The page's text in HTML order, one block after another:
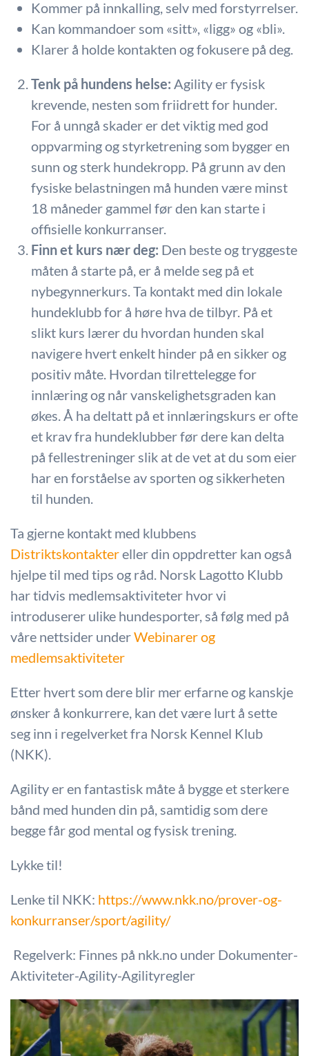
Kommer på innkalling, selv med forstyrrelser.
Kan kommandoer som «sitt», «ligg» og «bli».
Klarer å holde kontakten og fokusere på deg.
Tenk på hundens helse: Agility er fysisk
krevende, nesten som friidrett for hunder.
For å unngå skader er det viktig med god
oppvarming og styrketrening som bygger en
sunn og sterk hundekropp. På grunn av den
fysiske belastningen må hunden være minst
18 måneder gammel før den kan starte i
offisielle konkurranser.
Finn et kurs nær deg: Den beste og tryggeste
måten å starte på, er å melde seg på et
nybegynnerkurs. Ta kontakt med din lokale
hundeklubb for å høre hva de tilbyr. På et
slikt kurs lærer du hvordan hunden skal
navigere hvert enkelt hinder på en sikker og
positiv måte. Hvordan tilrettelegge for
innlæring og når vanskelighetsgraden kan
økes. Å ha deltatt på et innlæringskurs er ofte
et krav fra hundeklubber før dere kan delta
på fellestreninger slik at de vet at du som eier
har en forståelse av sporten og sikkerheten
til hunden.
Ta gjerne kontakt med klubbens
Distriktskontaktereller din oppdretter kan også
hjelpe til med tips og råd. Norsk Lagotto Klubb
har tidvis medlemsaktiviteter hvor vi
introduserer ulike hundesporter, så følg med på
våre nettsider underWebinarer og
medlemsaktiviteter
Etter hvert som dere blir mer erfarne og kanskje
ønsker å konkurrere, kan det være lurt å sette
seg inn i regelverket fra Norsk Kennel Klub
(NKK).
Agility er en fantastisk måte å bygge et sterkere
bånd med hunden din på, samtidig som dere
begge får god mental og fysisk trening.
Lykke til!
Lenke til NKK: https://www.nkk.no/prover-og-
konkurranser/sport/agility/
Regelverk: Finnes på nkk.no under Dokumenter-
Aktiviteter-Agility-Agilityregler